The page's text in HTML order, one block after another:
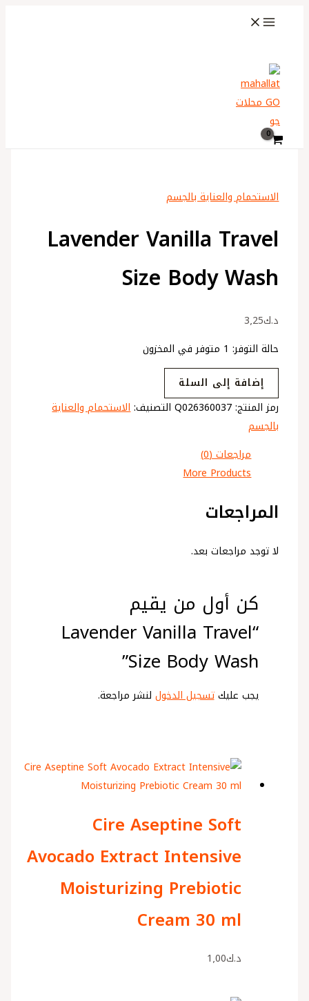
الاستحمام والعناية بالجسم
Lavender Vanilla Travel
Size Body Wash
د.ك3٫25
حالة التوفر: 1 متوفر في المخزون
Lavender
Travel
Size
Body
Wash
إضافة إلى السلة
رمز المنتج:Q026360037 التصنيف:الاستحمام والعناية
بالجسم
مراجعات (0)
More Products
المراجعات
لا توجد مراجعات بعد.
كن أول من يقيم
“Lavender Vanilla Travel
Size Body Wash”
يجب عليكتسجيل الدخول لنشر مراجعة.
Cire Aseptine Soft
Avocado Extract Intensive
Moisturizing Prebiotic
Cream 30 ml
د.ك1٫00